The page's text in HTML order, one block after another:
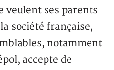
veulent ses parents
société française,
notamment
accepte de